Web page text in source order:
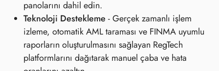
panolarını dahil edin.
Teknoloji Destekleme - Gerçek zamanlı işlem
izleme, otomatik AML taraması ve FINMA uyumlu
raporların oluşturulmasını sağlayan RegTech
platformlarını dağıtarak manuel çaba ve hata